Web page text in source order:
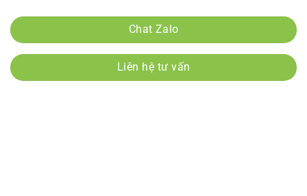
Chat Zalo
Liên hệ tư vấn